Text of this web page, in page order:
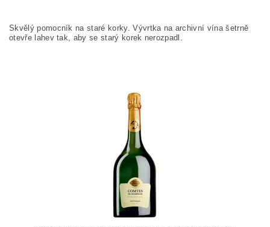
Skvělý pomocník na staré korky. Vývrtka na archivní vína šetrně
otevře lahev tak, aby se starý korek nerozpadl.